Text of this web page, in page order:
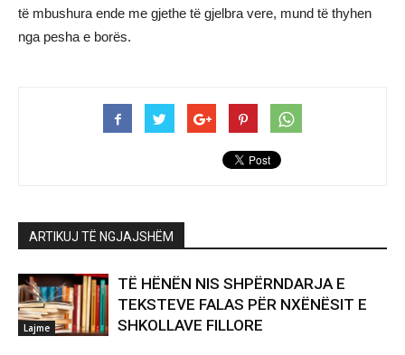
të mbushura ende me gjethe të gjelbra vere, mund të thyhen
nga pesha e borës.
ARTIKUJ TË NGJAJSHËM
Lajme
TË HËNËN NIS SHPËRNDARJA E
TEKSTEVE FALAS PËR NXËNËSIT E
SHKOLLAVE FILLORE